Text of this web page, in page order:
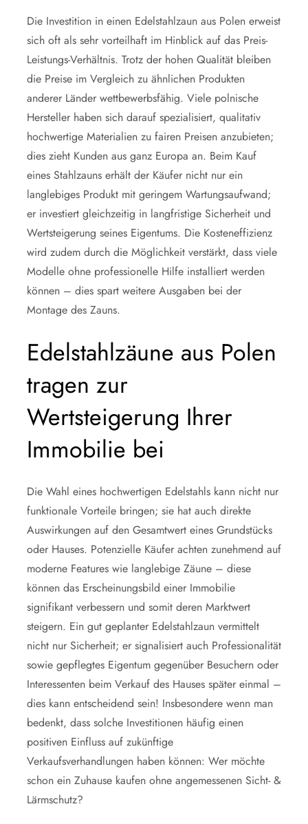
Die Investition in einen Edelstahlzaun aus Polen erweist
sich oft als sehr vorteilhaft im Hinblick auf das Preis-
Leistungs-Verhältnis. Trotz der hohen Qualität bleiben
die Preise im Vergleich zu ähnlichen Produkten
anderer Länder wettbewerbsfähig. Viele polnische
Hersteller haben sich darauf spezialisiert, qualitativ
hochwertige Materialien zu fairen Preisen anzubieten;
dies zieht Kunden aus ganz Europa an. Beim Kauf
eines Stahlzauns erhält der Käufer nicht nur ein
langlebiges Produkt mit geringem Wartungsaufwand;
er investiert gleichzeitig in langfristige Sicherheit und
Wertsteigerung seines Eigentums. Die Kosteneffizienz
wird zudem durch die Möglichkeit verstärkt, dass viele
Modelle ohne professionelle Hilfe installiert werden
können – dies spart weitere Ausgaben bei der
Montage des Zauns.
Edelstahlzäune aus Polen
tragen zur
Wertsteigerung Ihrer
Immobilie bei
Die Wahl eines hochwertigen Edelstahls kann nicht nur
funktionale Vorteile bringen; sie hat auch direkte
Auswirkungen auf den Gesamtwert eines Grundstücks
oder Hauses. Potenzielle Käufer achten zunehmend auf
moderne Features wie langlebige Zäune – diese
können das Erscheinungsbild einer Immobilie
signifikant verbessern und somit deren Marktwert
steigern. Ein gut geplanter Edelstahlzaun vermittelt
nicht nur Sicherheit; er signalisiert auch Professionalität
sowie gepflegtes Eigentum gegenüber Besuchern oder
Interessenten beim Verkauf des Hauses später einmal –
dies kann entscheidend sein! Insbesondere wenn man
bedenkt, dass solche Investitionen häufig einen
positiven Einfluss auf zukünftige
Verkaufsverhandlungen haben können: Wer möchte
schon ein Zuhause kaufen ohne angemessenen Sicht- &
Lärmschutz?